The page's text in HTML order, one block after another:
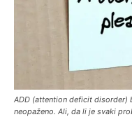
ADD (attention deficit disorder)
neopaženo. Ali, da li je svaki